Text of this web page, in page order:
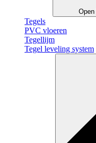
Tegels
PVC vloeren
Tegellijm
Tegel leveling system